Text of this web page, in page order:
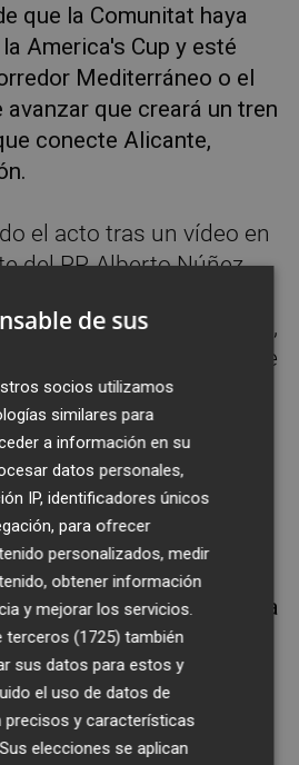
que la Comunitat haya
America's Cup y esté
Mediterráneo o el
avanzar que creará un tren
conecte Alicante,
el acto tras un vídeo en
del PP, Alberto Núñez
a "aprovechar bien
hasta las elecciones",
cumpleaños al frente
según el líder popular,
Generalitat, tras "el
del Gobierno y la
Oltra".
institucional del PP,
quien ha introducido
ha dicho que no le va a
"representa a más de
en la Comunitat
para enderezar el
de sus
socios utilizamos
similares para
a información en su
datos personales,
IP, identificadores únicos
para ofrecer
personalizados, medir
obtener información
y mejorar los servicios.
terceros (1725) también
sus datos para estos y
el uso de datos de
precisos y características
elecciones se aplican